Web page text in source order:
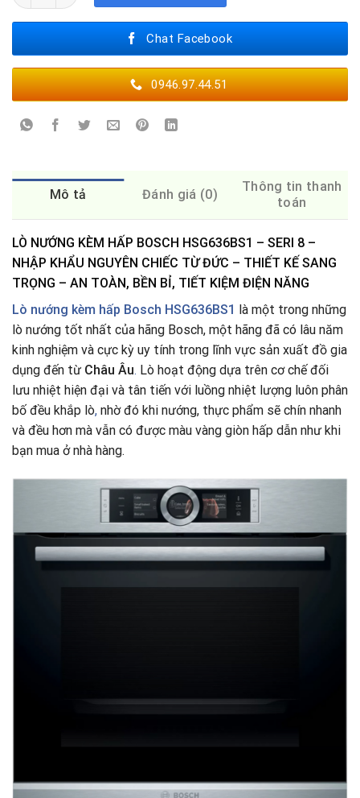
Chat Facebook
0946.97.44.51
Mô tả Đánh giá (0)
Thông tin thanh
toán
LÒ NƯỚNG KÈM HẤP BOSCH HSG636BS1 – SERI 8 –
NHẬP KHẨU NGUYÊN CHIẾC TỪ ĐỨC – THIẾT KẾ SANG
TRỌNG – AN TOÀN, BỀN BỈ, TIẾT KIỆM ĐIỆN NĂNG
Lò nướng kèm hấp Bosch HSG636BS1
là một trong những
lò nướng tốt nhất của hãng Bosch, một hãng đã có lâu năm
kinh nghiệm và cực kỳ uy tính trong lĩnh vực sản xuất đồ gia
dụng đến từ Châu Âu. Lò hoạt động dựa trên cơ chế đối
lưu nhiệt hiện đại và tân tiến với luồng nhiệt lượng luôn phân
bố đều khắp lò, nhờ đó khi nướng, thực phẩm sẽ chín nhanh
và đều hơn mà vẫn có được màu vàng giòn hấp dẫn như khi
bạn mua ở nhà hàng.